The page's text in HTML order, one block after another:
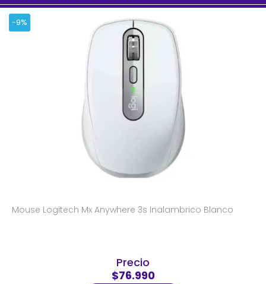
-9%
Mouse Logitech Mx Anywhere 3s Inalambrico Blanco
Precio
$76.990